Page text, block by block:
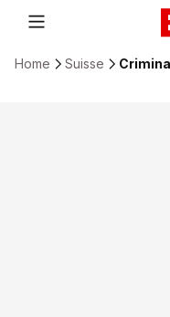
Home Suisse